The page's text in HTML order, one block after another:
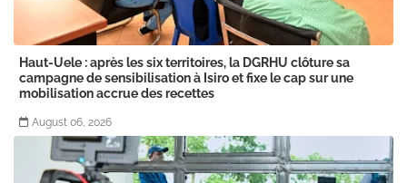
Haut-Uele : après les six territoires, la DGRHU clôture sa
campagne de sensibilisation à Isiro et fixe le cap sur une
mobilisation accrue des recettes
August 06, 2026